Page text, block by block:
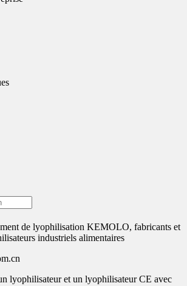
lyophilisateur et un lyophilisateur CE avec